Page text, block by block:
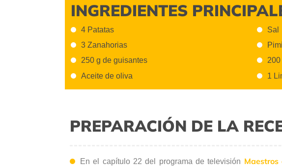
INGREDIENTES
4 Patatas
3 Zanahorias
250 g de guisantes
Aceite de oliva
Sal
200
1
PREPARACIÓN DE LA
En el capítulo 22 del programa de televisión Maestros